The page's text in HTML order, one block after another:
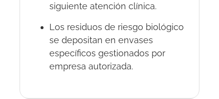
siguiente atención clínica.
Los residuos de riesgo biológico
se depositan en envases
específicos gestionados por
empresa autorizada.